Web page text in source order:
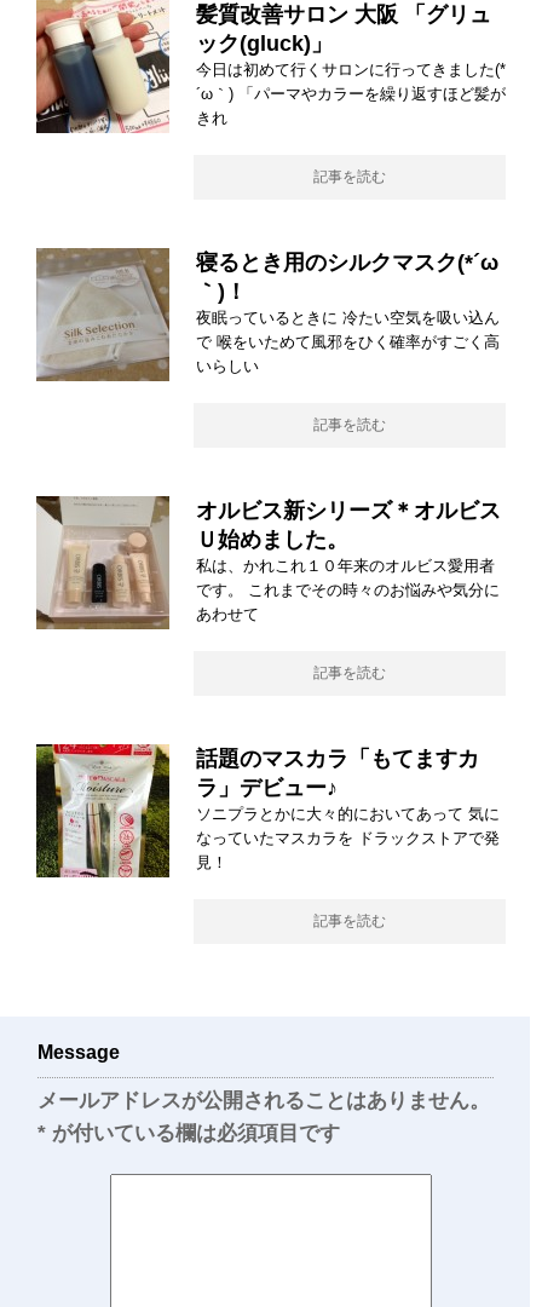
髪質改善サロン 大阪 「グリュ
ック(gluck)」
今日は初めて行くサロンに行ってきました(*
´ω｀) 「パーマやカラーを繰り返すほど髪が
きれ
記事を読む
寝るとき用のシルクマスク(*´ω
｀)！
夜眠っているときに 冷たい空気を吸い込ん
で 喉をいためて風邪をひく確率がすごく高
いらしい
記事を読む
オルビス新シリーズ＊オルビス
Ｕ始めました。
私は、かれこれ１０年来のオルビス愛用者
です。 これまでその時々のお悩みや気分に
あわせて
記事を読む
話題のマスカラ「もてますカ
ラ」デビュー♪
ソニプラとかに大々的においてあって 気に
なっていたマスカラを ドラックストアで発
見！
記事を読む
Message
メールアドレスが公開されることはありません。
* が付いている欄は必須項目です